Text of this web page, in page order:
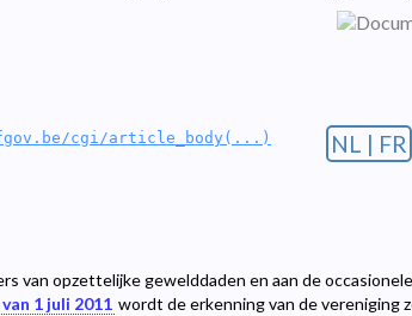
cgi/article_body(...) NL | FR
van opzettelijke gewelddaden en aan de occasionele
1 juli 2011 wordt de erkenning van de vereniging